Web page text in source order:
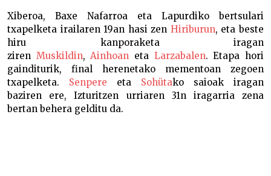
Xiberoa, Baxe Nafarroa eta Lapurdiko bertsulari
txapelketa irailaren 19an hasi zen Hiriburun, eta beste
hiru kanporaketa iragan
ziren Muskildin,Ainhoan eta Larzabalen. Etapa hori
gainditurik, final herenetako mementoan zegoen
txapelketa. Senpere eta Sohütako saioak iragan
baziren ere, Izturitzen urriaren 31n iragarria zena
bertan behera gelditu da.